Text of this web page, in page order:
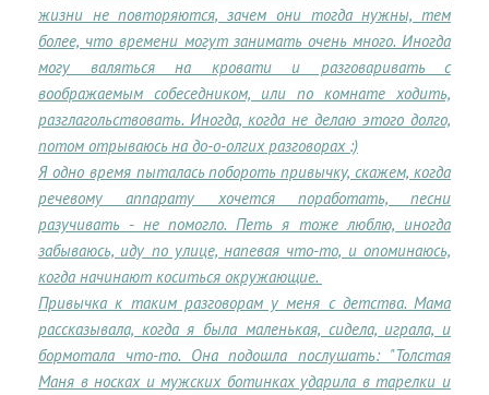
жизни не повторяются, зачем они тогда нужны, тем
более, что времени могут занимать очень много. Иногда
могу валяться на кровати и разговаривать с
воображаемым собеседником, или по комнате ходить,
разглагольствовать. Иногда, когда не делаю этого долго,
потом отрываюсь на до-о-олгих разговорах :)
Я одно время пыталась побороть привычку, скажем, когда
речевому аппарату хочется поработать, песни
разучивать - не помогло. Петь я тоже люблю, иногда
забываюсь, иду по улице, напевая что-то, и опоминаюсь,
когда начинают коситься окружающие.
Привычка к таким разговорам у меня с детства. Мама
рассказывала, когда я была маленькая, сидела, играла, и
бормотала что-то. Она подошла послушать: "Толстая
Маня в носках и мужских ботинках ударила в тарелки и